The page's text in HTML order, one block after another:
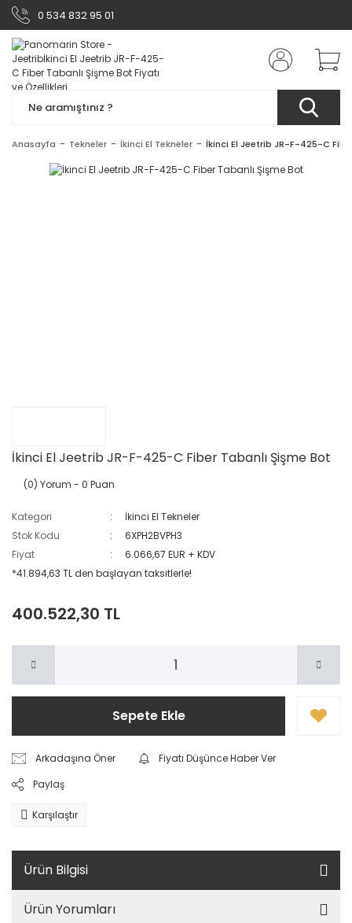
0 534 832 95 01
Anasayfa Tekneler İkinci El Tekneler İkinci El Jeetrib JR-F-425-C
İkinci El Jeetrib JR-F-425-C Fiber Tabanlı Şişme Bot
(0) Yorum - 0 Puan
Kategori
İkinci El Tekneler
Stok Kodu
6XPH2BVPH3
Fiyat
6.066,67 EUR + KDV
*41.894,63 TL den başlayan taksitlerle!
400.522,30 TL
Sepete Ekle
Arkadaşına Öner
Fiyatı Düşünce Haber Ver
Paylaş
Karşılaştır
Ürün Bilgisi
Ürün Yorumları